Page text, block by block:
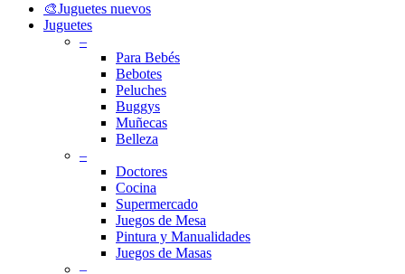
🎨Juguetes nuevos
Juguetes
–
Para Bebés
Bebotes
Peluches
Buggys
Muñecas
Belleza
–
Doctores
Cocina
Supermercado
Juegos de Mesa
Pintura y Manualidades
Juegos de Masas
–